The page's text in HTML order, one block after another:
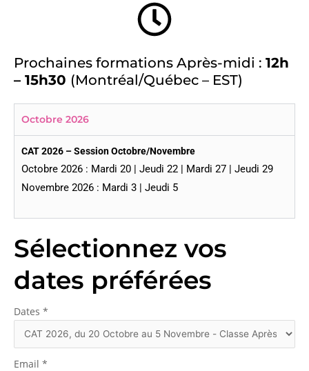
Prochaines formations Après-midi : 12h
– 15h30 (Montréal/Québec – EST)
Octobre 2026
CAT 2026 – Session Octobre/Novembre
Octobre 2026 : Mardi 20 | Jeudi 22 | Mardi 27 | Jeudi 29
Novembre 2026 : Mardi 3 | Jeudi 5
Sélectionnez vos
dates préférées
Dates *
Email *